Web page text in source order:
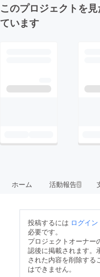
このプロジェクトを
ています
ホーム 活動報告2
投稿するには ログイン
必要です。
プロジェクトオーナー
認後に掲載されます。
された内容を削除する
はできません。